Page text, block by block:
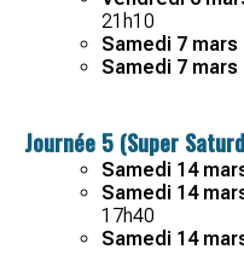
21h10
Samedi 7 mars
Samedi 7 mars
Journée 5 (Super
Samedi 14
Samedi 14
17h40
Samedi 14